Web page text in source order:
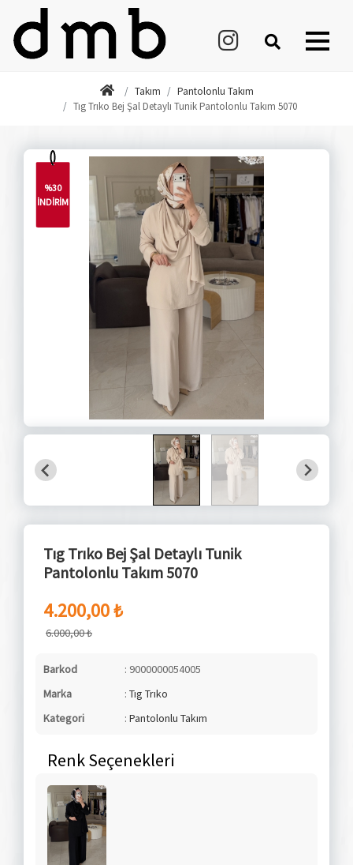
Takım
Pantolonlu Takım
Tıg Trıko Bej Şal Detaylı Tunik Pantolonlu Takım 5070
%30
İNDİRİM
Tıg Trıko Bej Şal Detaylı Tunik
Pantolonlu Takım 5070
4.200,00 ₺
6.000,00 ₺
Barkod
: 9000000054005
Marka
: Tıg Trıko
Kategori
: Pantolonlu Takım
Renk Seçenekleri